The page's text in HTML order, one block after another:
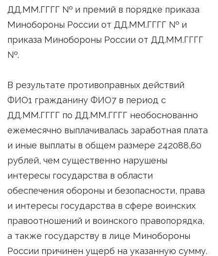
ДД.ММ.ГГГГ № и премий в порядке приказа
Минобороны России от ДД.ММ.ГГГГ № и
приказа Минобороны России от ДД.ММ.ГГГГ
№.
В результате противоправных действий
ФИО1 гражданину ФИО7 в период с
ДД.ММ.ГГГГ по ДД.ММ.ГГГГ необоснованно
ежемесячно выплачивалась заработная плата
и иные выплаты в общем размере 242088,60
рублей, чем существенно нарушены
интересы государства в области
обеспечения обороны и безопасности, права
и интересы государства в сфере воинских
правоотношений и воинского правопорядка,
а также государству в лице Минобороны
России причинен ущерб на указанную сумму.